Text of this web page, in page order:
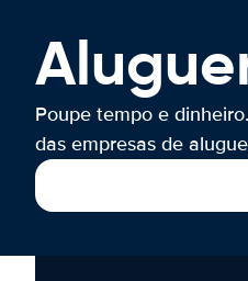
Poupe tempo e
das empresas de